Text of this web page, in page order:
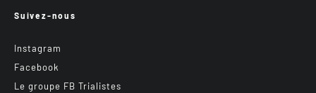
Suivez-nous
Instagram
Facebook
Le groupe FB Trialistes